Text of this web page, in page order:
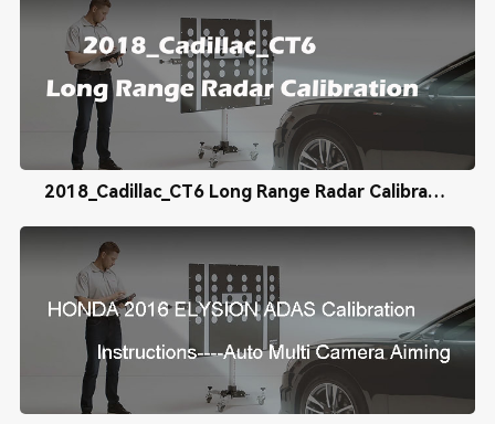
2018_Cadillac_CT6 Long Range Radar Calibration